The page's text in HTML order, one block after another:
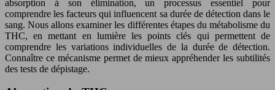
absorption à son élimination, un processus essentiel pour
comprendre les facteurs qui influencent sa durée de détection dans le
sang. Nous allons examiner les différentes étapes du métabolisme du
THC, en mettant en lumière les points clés qui permettent de
comprendre les variations individuelles de la durée de détection.
Connaître ce mécanisme permet de mieux appréhender les subtilités
des tests de dépistage.